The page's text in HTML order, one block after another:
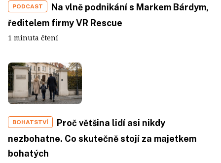
PODCAST
Na vlně podnikání s Markem Bárdym,
ředitelem firmy VR Rescue
1 minuta čtení
BOHATSTVÍ
Proč většina lidí asi nikdy
nezbohatne. Co skutečně stojí za majetkem
bohatých